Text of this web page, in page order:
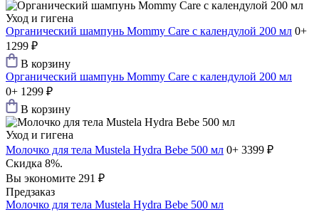
Уход и гигена
Органический шампунь Mommy Care с календулой 200 мл 0+
1299 ₽
В корзину
Органический шампунь Mommy Care с календулой 200 мл
0+ 1299 ₽
В корзину
Уход и гигена
Молочко для тела Mustela Hydra Bebe 500 мл 0+ 3399 ₽
Скидка 8%.
Вы экономите 291 ₽
Предзаказ
Молочко для тела Mustela Hydra Bebe 500 мл